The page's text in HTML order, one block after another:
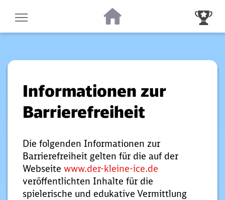
Informationen zur
Barrierefreiheit
Die folgenden Informationen zur
Barrierefreiheit gelten für die auf der
Webseite www.der-kleine-ice.de
veröffentlichten Inhalte für die
spielerische und edukative Vermittlung